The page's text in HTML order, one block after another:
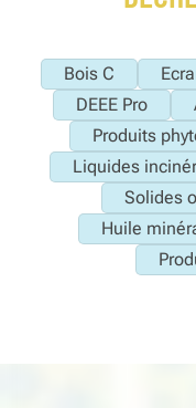
Bois C
DEEE Pro
Produits
Liquides
Solides
Huile